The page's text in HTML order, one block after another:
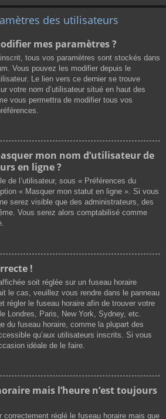
des utilisateurs
mes paramètres ?
tous vos paramètres sont stockés dans
Vous pouvez les modifier depuis le
Le lien vers ce dernier se trouve
votre nom d’utilisateur situé en haut des
vous permettra de modifier tous vos
mon nom d’utilisateur de
en ligne ?
de l’utilisateur, sous « Préférences du
« Masquer mon statut en ligne ». Si vous
serez visible que des administrateurs, des
Vous serez alors comptabilisé comme
!
soit réglée sur un fuseau horaire
le cas, veuillez vous rendre dans le panneau
régler le fuseau horaire afin de trouver votre
Londres, Paris, New York, Sydney, etc.
du fuseau horaire, comme la plupart des
qu’aux utilisateurs inscrits. Si vous
idéale de le faire.
mais l’heure n’est toujours
correctement réglé le fuseau horaire mais que